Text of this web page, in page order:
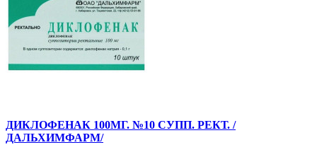
ДИКЛОФЕНАК 100МГ. №10 СУПП. РЕКТ. /
ДАЛЬХИМФАРМ/